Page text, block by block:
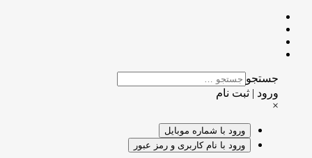
جستجو
ورود | ثبت نام
×
ورود با شماره موبایل
ورود با نام کاربری و رمز عبور